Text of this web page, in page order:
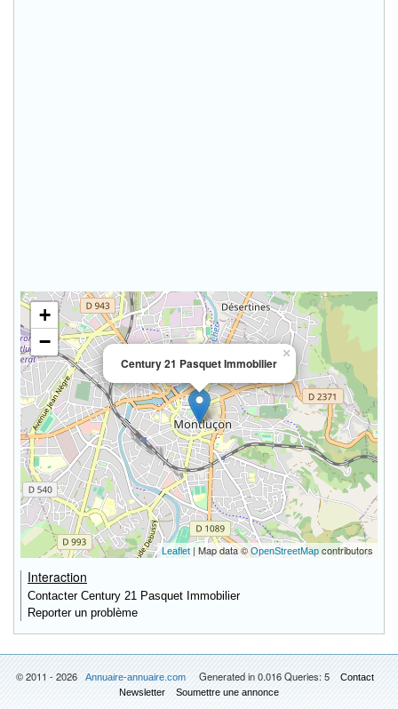
Century 21 Pasquet Immobilier
×
+
−
Leaflet | Map data ©OpenStreetMap contributors
Interaction
Contacter Century 21 Pasquet Immobilier
Reporter un problème
© 2011 - 2026 Annuaire-annuaire.com Generated in 0.016 Queries: 5
Contact
Newsletter
Soumettre une annonce